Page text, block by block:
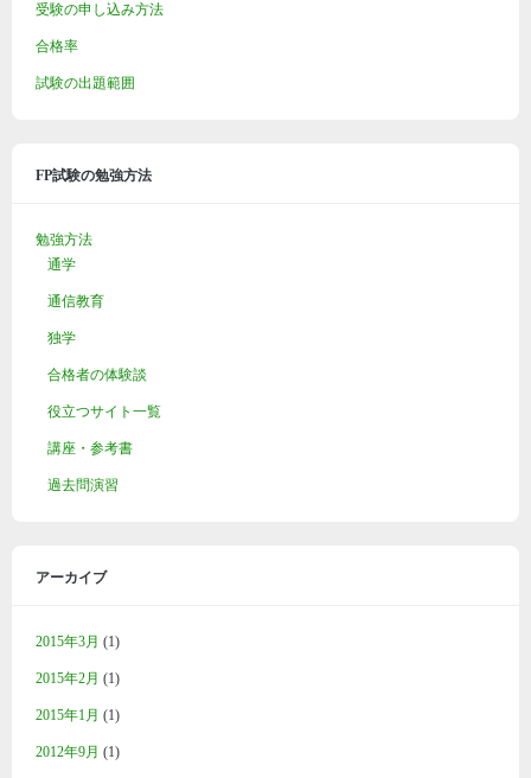
受験の申し込み方法
合格率
試験の出題範囲
FP試験の勉強方法
勉強方法
通学
通信教育
独学
合格者の体験談
役立つサイト一覧
講座・参考書
過去問演習
アーカイブ
2015年3月 (1)
2015年2月 (1)
2015年1月 (1)
2012年9月 (1)